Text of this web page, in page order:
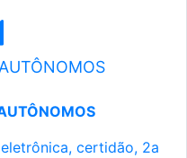
certidão, 2a